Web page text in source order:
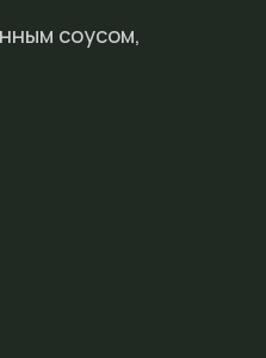
соусом,